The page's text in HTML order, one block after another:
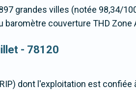
grandes villes (notée 98,34/
couverture THD Zone
- 78120
dont l'exploitation est confiée